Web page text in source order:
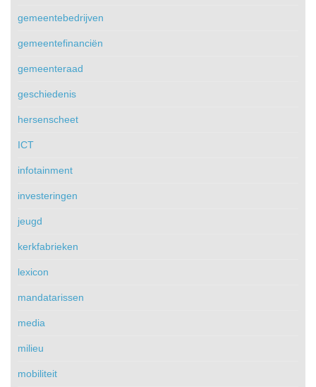
gemeentebedrijven
gemeentefinanciën
gemeenteraad
geschiedenis
hersenscheet
ICT
infotainment
investeringen
jeugd
kerkfabrieken
lexicon
mandatarissen
media
milieu
mobiliteit